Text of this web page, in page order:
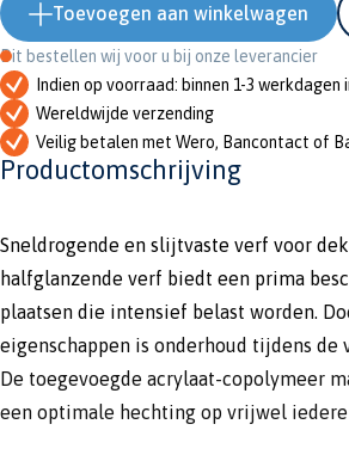
Toevoegen aan winkelwagen
Dit bestellen wij voor u bij onze leverancier
Indien op voorraad: binnen 1-3 werkdagen
Wereldwijde verzending
Veilig betalen met Wero, Bancontact of
Productomschrijving
Sneldrogende en slijtvaste verf voor
halfglanzende verf biedt een prima
plaatsen die intensief belast worden.
eigenschappen is onderhoud tijdens de
De toegevoegde acrylaat-copolymeer
een optimale hechting op vrijwel iedere